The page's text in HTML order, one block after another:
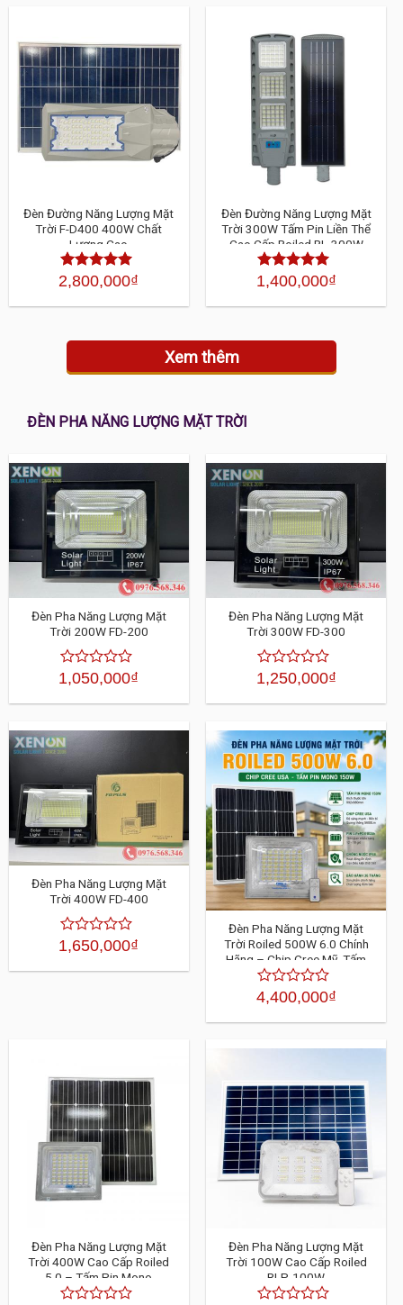
Đèn Đường Năng Lượng Mặt
Trời F-D400 400W Chất
Lượng Cao
Được xếp
sao
2,800,000₫
Đèn Đường Năng Lượng Mặt
Trời 300W Tấm Pin Liền Thể
Cao Cấp Roiled RL-300W
Được xếp
5 sao
1,400,000₫
Xem thêm
ĐÈN PHA NĂNG LƯỢNG MẶT TRỜI
Đèn Pha Năng Lượng Mặt
Trời 200W FD-200
Được
hạng
5
sao
1,050,000₫
Đèn Pha Năng Lượng Mặt
Trời 300W FD-300
Được
hạng
5
sao
1,250,000₫
Đèn Pha Năng Lượng Mặt
Trời 400W FD-400
Được
hạng
1,650,000₫
Đèn Pha Năng Lượng Mặt
Trời Roiled 500W 6.0 Chính
Hãng – Chip Cree Mỹ, Tấm
Pin Mono 150W, Bảo Hành 3
Năm
Được
hạng
4,400,000₫
Đèn Pha Năng Lượng Mặt
Trời 400W Cao Cấp Roiled
5.0 – Tấm Pin Mono
Đèn Pha Năng Lượng Mặt
Trời 100W Cao Cấp Roiled
RLP-100W